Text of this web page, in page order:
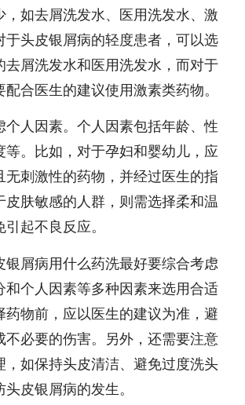
，如去屑洗发水、医用洗发水、激
于头皮银屑病的轻度患者，可以选
去屑洗发水和医用洗发水，而对于
合医生的建议使用激素类药物。
个人因素。个人因素包括年龄、性
等。比如，对于孕妇和婴幼儿，应
无刺激性的药物，并经过医生的指
皮肤敏感的人群，则需选择柔和温
起不良反应。
银屑病用什么药洗最好要综合考虑
和个人因素等多种因素来选用合适
药物前，应以医生的建议为准，避
不必要的伤害。另外，还需要注意
，如保持头皮清洁、避免过度洗头
皮银屑病的发生。